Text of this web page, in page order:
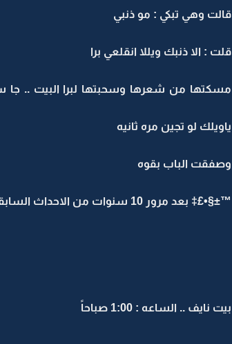
قالت وهي تبكي : مو ذنبي
قلت : الا ذنبك ويللا انقلعي برا
مسكتها من شعرها وسحبتها لبرا البيت .. جا
ياويلك لو تجين مره ثانيه
وصفقت الباب بقوه
™±§•£‡ بعد مرور 10 سنوات من الاحداث السابقه ¦‡£•§±™
بيت نايف .. الساعه : 1:00 صباحاً